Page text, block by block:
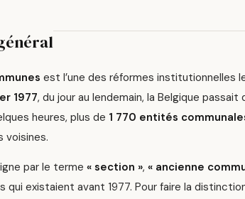
est l’une des réformes institutionnelles
1977, du jour au lendemain, la Belgique passait
heures, plus de 1 770 entités
voisines.
par le terme« section »,« ancienne
qui existaient avant 1977. Pour faire la